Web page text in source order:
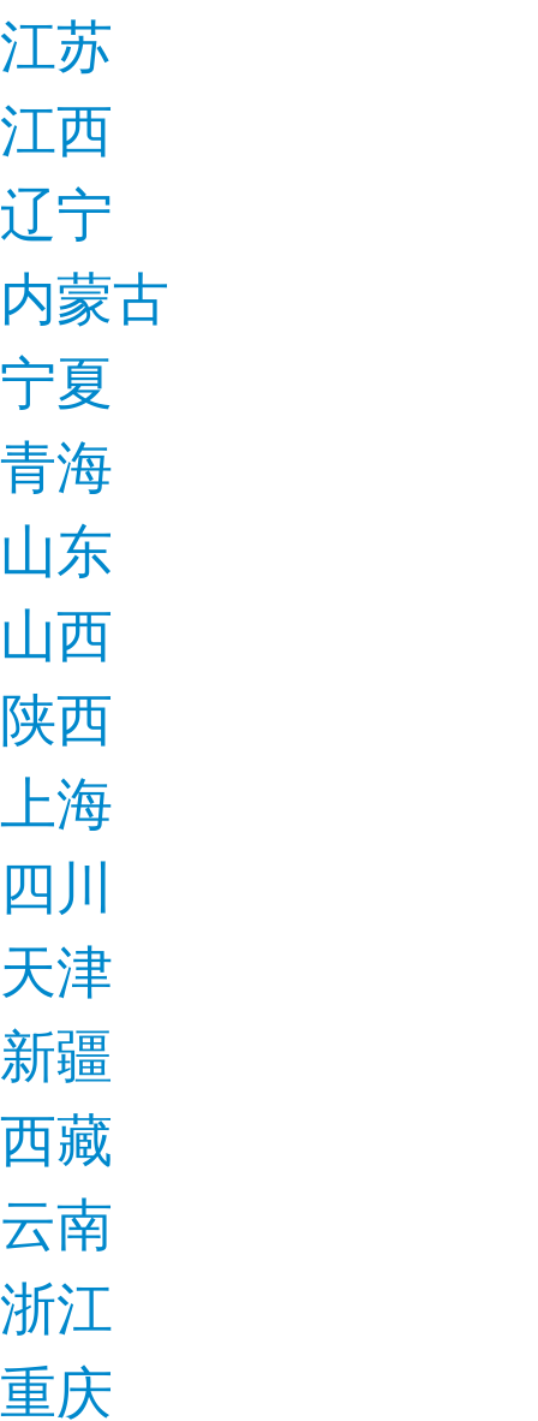
江苏
江西
辽宁
内蒙古
宁夏
青海
山东
山西
陕西
上海
四川
天津
新疆
西藏
云南
浙江
重庆